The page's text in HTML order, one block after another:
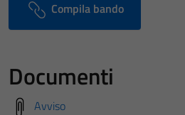
Compila bando
Documenti
Avviso